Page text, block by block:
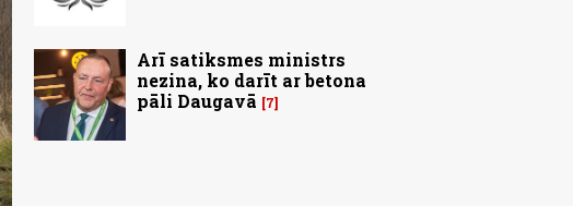
Arī satiksmes ministrs
nezina, ko darīt ar betona
pāli Daugavā
7